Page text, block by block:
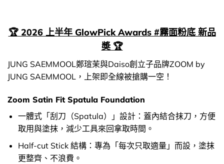
🏆 2026 上半年 GlowPick Awards #霧面粉底 新品
奬 🏆
JUNG SAEMMOOL鄭瑄茉與Daiso創立子品牌ZOOM by
JUNG SAEMMOOL，上架即全線被搶購一空！
Zoom Satin Fit Spatula Foundation
一體式「刮刀（Spatula）」設計：蓋內結合抹刀，方便
取用與塗抹，減少工具來回拿取時間。
Half-cut Stick 結構：專為「每次只取適量」而設，塗抹
更整齊、不浪費。